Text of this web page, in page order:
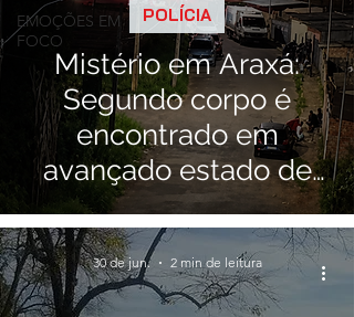
EMOÇÕES EM
FOCO
Mistério em Araxá:
Segundo corpo é
encontrado em
avançado estado de
decomposição
POLÍCIA
30 de jun. 2 min de leitura